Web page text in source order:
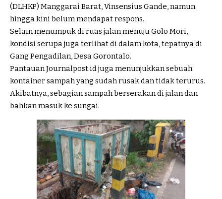
(DLHKP) Manggarai Barat, Vinsensius Gande, namun
hingga kini belum mendapat respons.
Selain menumpuk di ruas jalan menuju Golo Mori,
kondisi serupa juga terlihat di dalam kota, tepatnya di
Gang Pengadilan, Desa Gorontalo.
Pantauan Journalpost.id juga menunjukkan sebuah
kontainer sampah yang sudah rusak dan tidak terurus.
Akibatnya, sebagian sampah berserakan di jalan dan
bahkan masuk ke sungai.